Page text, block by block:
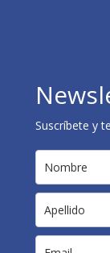
Suscríbete y